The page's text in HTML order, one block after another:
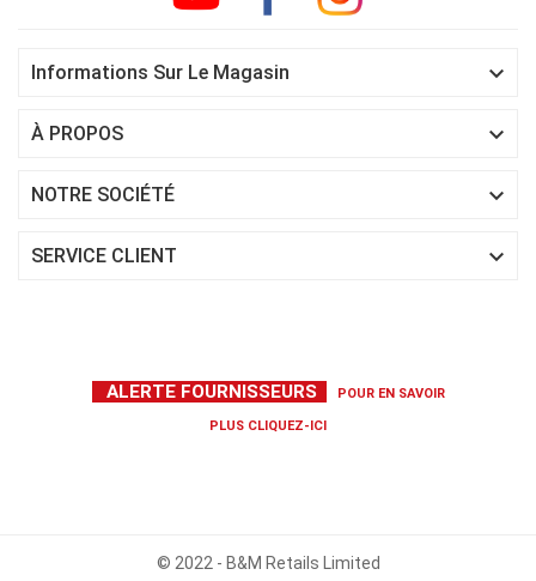
Informations Sur Le Magasin 
À PROPOS 
NOTRE SOCIÉTÉ 
SERVICE CLIENT 
ALERTE FOURNISSEURS POUR EN SAVOIR
PLUS CLIQUEZ-ICI
© 2022 - B&M Retails Limited